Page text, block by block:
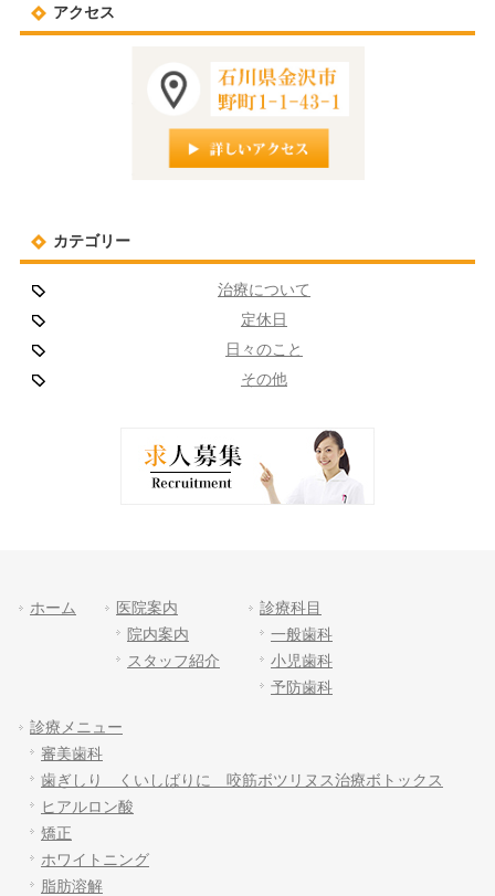
アクセス
カテゴリー
治療について
定休日
日々のこと
その他
ホーム
医院案内
院内案内
スタッフ紹介
診療科目
一般歯科
小児歯科
予防歯科
診療メニュー
審美歯科
歯ぎしり くいしばりに 咬筋ボツリヌス治療ボトックス
ヒアルロン酸
矯正
ホワイトニング
脂肪溶解